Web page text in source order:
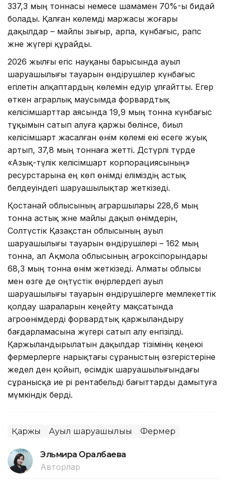
337,3 мың тоннасы немесе шамамен 70%-ы бидай
болады. Қалған көлемді маржасы жоғары
дақылдар – майлы зығыр, арпа, күнбағыс, рапс
және жүгері құрайды.
2026 жылғы егіс науқаны барысында ауыл
шаруашылығы тауарын өндірушілер күнбағыс
егілетін алқаптардың көлемін едәуір ұлғайтты. Егер
өткен аграрлық маусымда форвардтық
келісімшарттар аясында 19,9 мың тонна күнбағыс
тұқымын сатып алуға қаржы бөлінсе, биыл
келісімшарт жасалған өнім көлемі екі есеге жуық
артып, 37,8 мың тоннаға жетті. Дәстүрлі түрде
«Азық-түлік келісімшарт корпорациясының»
ресурстарына ең көп өнімді еліміздің астық
белдеуіндегі шаруашылықтар жеткізеді.
Қостанай облысының аграршылары 228,6 мың
тонна астық және майлы дақыл өнімдерін,
Солтүстік Қазақстан облысының ауыл
шаруашылығы тауарын өндірушілері – 162 мың
тонна, ал Ақмола облысының агрокәсіпорындары
68,3 мың тонна өнім жеткізеді. Алматы облысы
мен өзге де оңтүстік өңірлердегі ауыл
шаруашылығы тауарын өндірушілерге мемлекеттік
қолдау шараларын кеңейту мақсатында
агроөнімдерді форвардтық қаржыландыру
бағдарламасына жүгері сатып алу енгізілді.
Қаржыландырылатын дақылдар тізімінің кеңеюі
фермерлерге нарықтағы сұраныстың өзгерістеріне
жедел ден қойып, өсімдік шаруашылығындағы
сұранысқа ие әрі рентабельді бағыттарды дамытуға
мүмкіндік берді.
Қаржы Ауыл шаруашылығы Фермер
Эльмира Оралбаева
Авторлар